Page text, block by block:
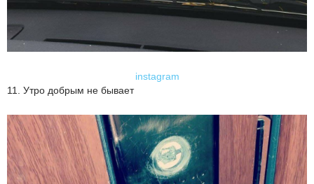
instagram
11. Утро добрым не бывает